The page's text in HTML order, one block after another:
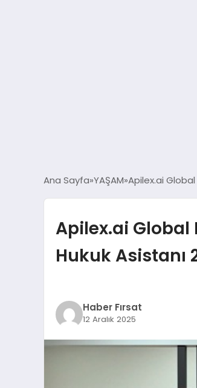
Ana Sayfa YAŞAM Apilex.ai Global
Apilex.ai Global
Hukuk Asistanı
Haber Fırsat
12 Aralık 2025